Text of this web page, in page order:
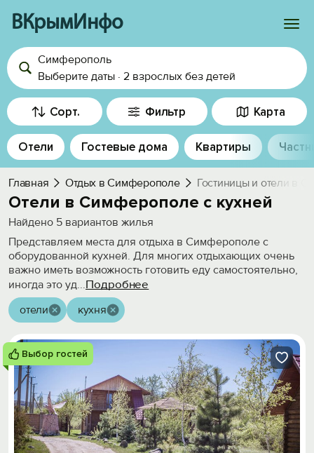
ВКрымИнфо
Войти
Избранное
История просмотра
Добавить свой объект
Симферополь
Выберите даты · 2 взрослых без детей
Сорт. Фильтр Карта
Отели Гостевые дома Квартиры
Главная Отдых в Симферополе Гостиницы и отели в
Отели в Симферополе с кухней
Найдено 5 вариантов жилья
Представляем места для отдыха в Симферополе с
оборудованной кухней. Для многих отдыхающих очень
важно иметь возможность готовить еду самостоятельно,
иногда это уд...Подробнее
отели кухня
Выбор гостей